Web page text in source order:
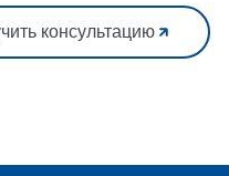
консультацию